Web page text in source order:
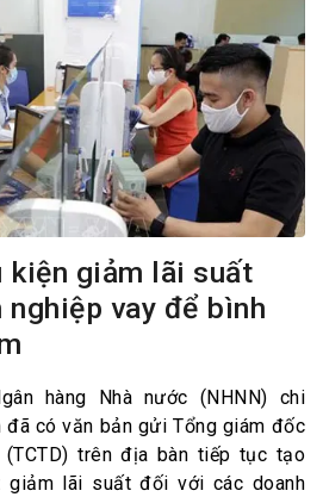
kiện giảm lãi suất
nghiệp vay để bình
hàng Nhà nước (NHNN) chi
đã có văn bản gửi Tổng giám đốc
trên địa bàn tiếp tục tạo
giảm lãi suất đối với các doanh